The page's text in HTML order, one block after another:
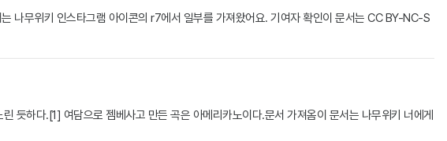
나무위키 인스타그램 아이콘의 r7에서 일부를 가져왔어요. 기여자 확인이 문서는 CC BY-NC-S
듯하다.[1] 여담으로 젬베사고 만든 곡은 아메리카노이다.문서 가져옴이 문서는 나무위키 너에게